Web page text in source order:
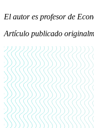
El autor es profesor de
Artículo publicado